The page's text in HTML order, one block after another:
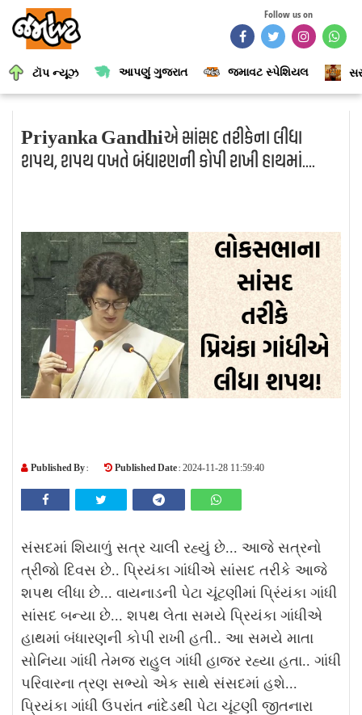
Follow us on
ટૉપ ન્યૂઝ આપણું ગુજરાત જમાવટ સ્પેશિયલ
Priyanka Gandhiએ સાંસદ તરીકેના લીધા
શપથ, શપથ વખતે બંધારણની કોપી રાખી હાથમાં....
Published By : Published Date : 2024-11-28 11:59:40
સંસદમાં શિયાળું સત્ર ચાલી રહ્યું છે... આજે સત્રનો
ત્રીજો દિવસ છે.. પ્રિયંકા ગાંધીએ સાંસદ તરીકે આજે
શપથ લીધા છે... વાયનાડની પેટા ચૂંટણીમાં પ્રિંયંકા ગાંધી
સાંસદ બન્યા છે... શપથ લેતા સમયે પ્રિયંકા ગાંધીએ
હાથમાં બંધારણની કોપી રાખી હતી.. આ સમયે માતા
સોનિયા ગાંધી તેમજ રાહુલ ગાંધી હાજર રહ્યા હતા.. ગાંધી
પરિવારના ત્રણ સભ્યો એક સાથે સંસદમાં હશે...
પ્રિયંકા ગાંધી ઉપરાંત નાંદેડથી પેટા ચૂંટણી જીતનારા